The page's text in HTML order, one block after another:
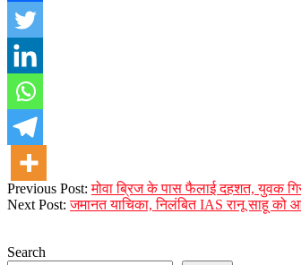
2023-
12-
Previous Post:मोवा ब्रिज के पास फैलाई दहशत, युवक
Next Post:जमानत याचिका, निलंबित IAS रानू साहू को
Search